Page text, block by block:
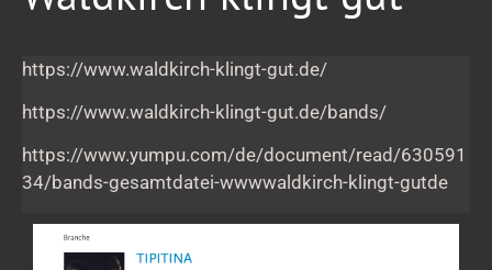
https://www.waldkirch-klingt-gut.de/
https://www.waldkirch-klingt-gut.de/bands/
https://www.yumpu.com/de/document/read/630591
34/bands-gesamtdatei-wwwwaldkirch-klingt-gutde